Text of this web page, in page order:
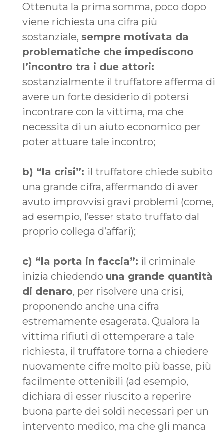
Ottenuta la prima somma, poco dopo
viene richiesta una cifra più
sostanziale, sempre motivata da
problematiche che impediscono
l’incontro tra i due attori:
sostanzialmente il truffatore afferma di
avere un forte desiderio di potersi
incontrare con la vittima, ma che
necessita di un aiuto economico per
poter attuare tale incontro;
b) “la crisi”: il truffatore chiede subito
una grande cifra, affermando di aver
avuto improvvisi gravi problemi (come,
ad esempio, l’esser stato truffato dal
proprio collega d’affari);
c) “la porta in faccia”: il criminale
inizia chiedendo una grande quantità
di denaro, per risolvere una crisi,
proponendo anche una cifra
estremamente esagerata. Qualora la
vittima rifiuti di ottemperare a tale
richiesta, il truffatore torna a chiedere
nuovamente cifre molto più basse, più
facilmente ottenibili (ad esempio,
dichiara di esser riuscito a reperire
buona parte dei soldi necessari per un
intervento medico, ma che gli manca